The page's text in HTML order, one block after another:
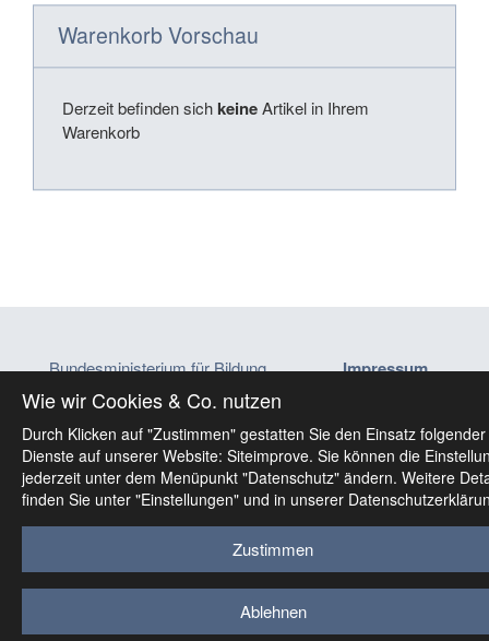
Warenkorb Vorschau
Derzeit befinden sich keineArtikel in Ihrem
Warenkorb
Bundesministerium für Bildung
Minoritenplatz 5, 1010 Wien
ministerium@bmb.gv.at
Impressum
Wie wir Cookies & Co. nutzen
Durch Klicken auf "Zustimmen" gestatten Sie den Einsatz folgender
Dienste auf unserer Website: Siteimprove. Sie können die
jederzeit unter dem Menüpunkt "Datenschutz" ändern. Weitere
finden Sie unter "Einstellungen" und in unserer
Zustimmen
Ablehnen